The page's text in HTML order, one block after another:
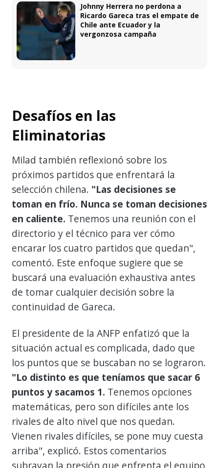
Johnny Herrera no perdona a
Ricardo Gareca tras el empate de
Chile ante Ecuador y la
vergonzosa campaña
Desafíos en las
Eliminatorias
Milad también reflexionó sobre los
próximos partidos que enfrentará la
selección chilena. "Las decisiones se
toman en frío. Nunca se toman decisiones
en caliente. Tenemos una reunión con el
directorio y el técnico para ver cómo
encarar los cuatro partidos que quedan",
comentó. Este enfoque sugiere que se
buscará una evaluación exhaustiva antes
de tomar cualquier decisión sobre la
continuidad de Gareca.
El presidente de la ANFP enfatizó que la
situación actual es complicada, dado que
los puntos que se buscaban no se lograron.
"Lo distinto es que teníamos que sacar 6
puntos y sacamos 1. Tenemos opciones
matemáticas, pero son difíciles ante los
rivales de alto nivel que nos quedan.
Vienen rivales difíciles, se pone muy cuesta
arriba", explicó. Estos comentarios
subrayan la presión que enfrenta el equipo